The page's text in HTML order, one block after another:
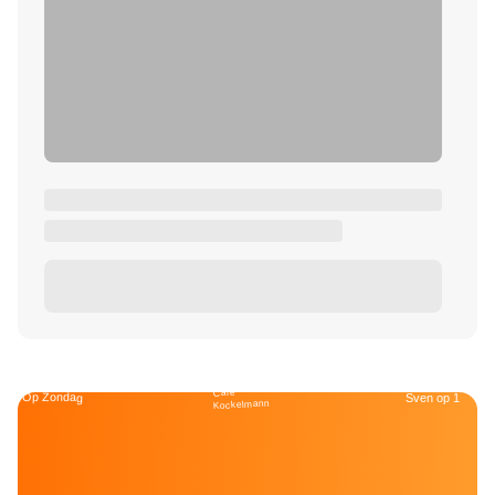
Op Zondag Café
Kockelmann Sven op 1